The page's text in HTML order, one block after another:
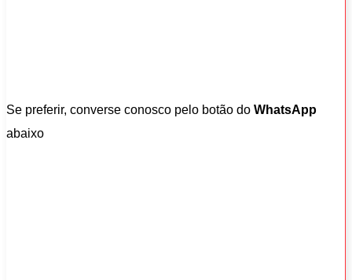
Se preferir, converse conosco pelo botão do WhatsApp
abaixo